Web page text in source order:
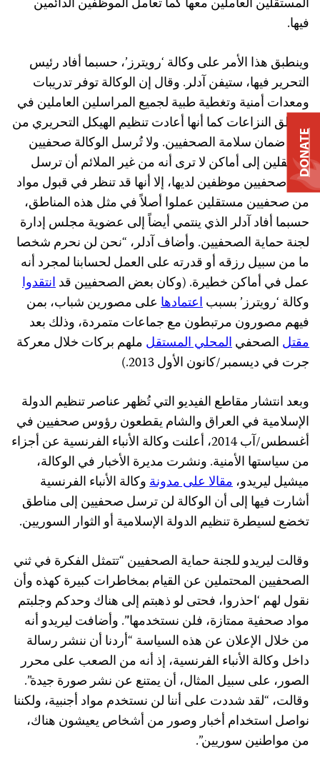
فيها.
وينطبق هذا الأمر على وكالة ‘رويترز’، حسبما أفاد رئيس
التحرير فيها، ستيفن آدلر. وقال إن الوكالة توفر تدريبات
ومعدات أمنية وتغطية طبية لجميع المراسلين العاملين في
مناطق النزاعات كما أنها أعادت تنظيم الهيكل التحريري من
أجل ضمان سلامة الصحفيين. ولا تُرسل الوكالة صحفيين
مستقلين إلى أماكن لا ترى أنه من غير الملائم أن ترسل
إليها صحفيين موظفين لديها، إلا أنها قد تنظر في قبول مواد
من صحفيين مستقلين عملوا أصلاً في مثل هذه المناطق،
حسبما أفاد آدلر الذي ينتمي أيضاً إلى عضوية مجلس إدارة
لجنة حماية الصحفيين. وأضاف آدلر، “نحن لن نحرم شخصا
ما من سبيل رزقه أو قدرته على العمل لحسابنا لمجرد أنه
عمل في أماكن خطيرة. (وكان بعض الصحفيين قدانتقدوا
وكالة ‘رويترز’ بسبباعتمادها على مصورين شباب، بمن
فيهم مصورون مرتبطون مع جماعات متمردة، وذلك بعد
مقتل الصحفيالمحلي المستقل ملهم بركات خلال معركة
جرت في ديسمبر/كانون الأول 2013.)
وبعد انتشار مقاطع الفيديو التي تُظهر عناصر تنظيم الدولة
الإسلامية في العراق والشام يقطعون رؤوس صحفيين في
أغسطس/آب 2014، أعلنت وكالة الأنباء الفرنسية عن أجزاء
من سياستها الأمنية. ونشرت مديرة الأخبار في الوكالة،
ميشيل ليريدو، مقالا على مدونةوكالة الأنباء الفرنسية
أشارت فيها إلى أن الوكالة لن ترسل صحفيين إلى مناطق
تخضع لسيطرة تنظيم الدولة الإسلامية أو الثوار السوريين.
وقالت ليريدو للجنة حماية الصحفيين “تتمثل الفكرة في ثني
الصحفيين المحتملين عن القيام بمخاطرات كبيرة كهذه وأن
نقول لهم ‘احذروا، فحتى لو ذهبتم إلى هناك وحدكم وجلبتم
مواد صحفية ممتازة، فلن نستخدمها'”. وأضافت ليريدو أنه
من خلال الإعلان عن هذه السياسة “أردنا أن ننشر رسالة
داخل وكالة الأنباء الفرنسية، إذ أنه من الصعب على محرر
الصور، على سبيل المثال، أن يمتنع عن نشر صورة جيدة”.
وقالت، “لقد شددت على أننا لن نستخدم مواد أجنبية، ولكننا
نواصل استخدام أخبار وصور من أشخاص يعيشون هناك،
من مواطنين سوريين”.
DONATE